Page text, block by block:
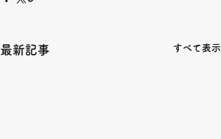
最新記事 すべて表示